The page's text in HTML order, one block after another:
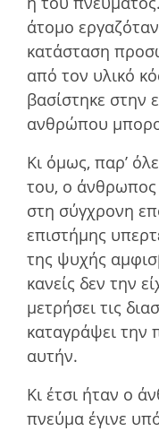
άτοµο
κατάσταση
από τον υλικό
βασίστηκε στην
ανθρώπου
Κι όµως, παρ’
του, ο άνθρωπος
στη σύγχρονη
επιστήµης
της ψυχής
κανείς δεν την
µετρήσει τις
καταγράψει την
αυτήν.
Κι έτσι ήταν ο
πνεύµα έγινε